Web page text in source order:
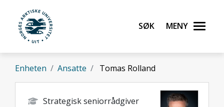
Gå til hovedinnhold
UiT Norges arktiske universitet
Søk Meny
Enheten Ansatte Tomas Rolland
Strategisk seniorrådgiver